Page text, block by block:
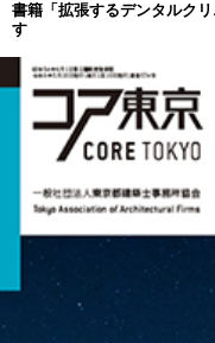
書籍「拡張するデンタルク
す